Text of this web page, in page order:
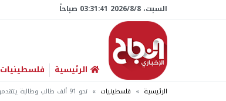
السبت، 8/‏8/‏2026 03:31:42 صباحاً
الرئيسية فلسطينيات
الرئيسية فلسطينيات نحو 91 ألف طالب وطالبة يتقدمون غدا السبت لامتحان الثانوية العامة وسط ظروف صعبة